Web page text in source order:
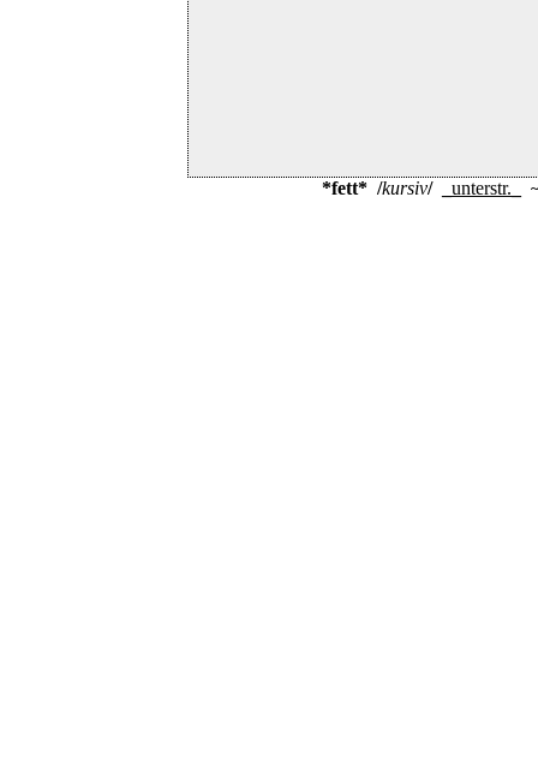
*fett* /kursiv/ unterstr. ~